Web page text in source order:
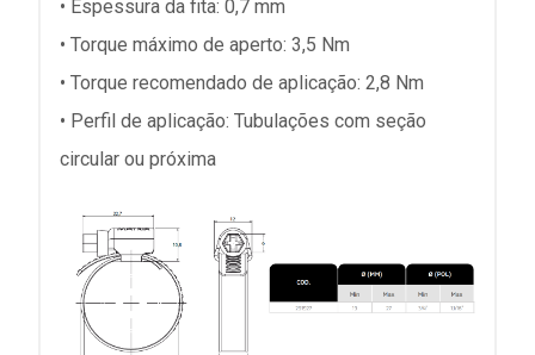
• Espessura da fita: 0,7 mm
• Torque máximo de aperto: 3,5 Nm
• Torque recomendado de aplicação: 2,8 Nm
• Perfil de aplicação: Tubulações com seção
circular ou próxima